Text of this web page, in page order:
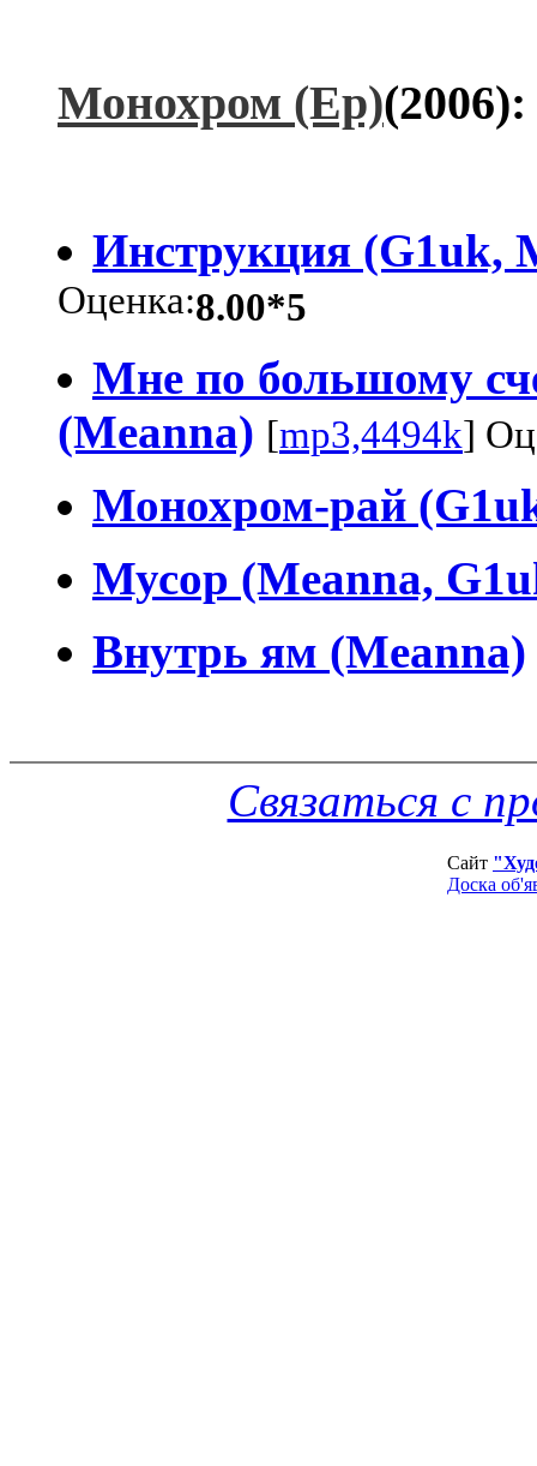
Монохром (Ер)(2006):
Инструкция (G1uk,
Оценка:8.00*5
Мне по большому
(Meanna) [mp3,4494k]
Монохром-рай
Мусор (Meanna,
Внутрь ям (Meanna)
Связаться с
Сайт
Доска